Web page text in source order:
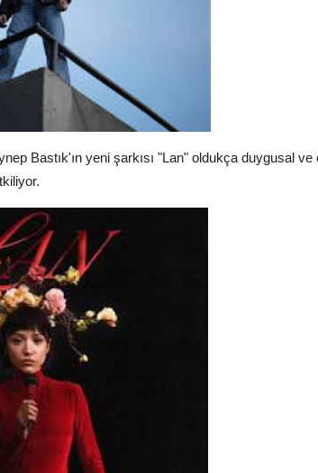
Bastık'ın yeni şarkısı "Lan" oldukça duygusal